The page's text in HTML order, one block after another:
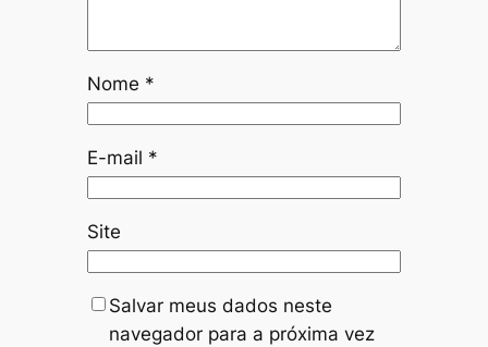
Nome *
E-mail *
Site
Salvar meus dados neste
navegador para a próxima vez